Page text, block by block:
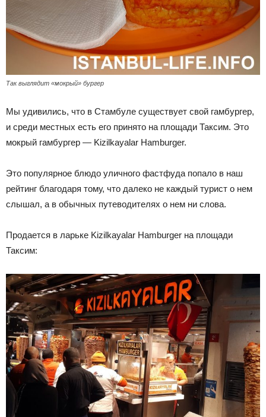
Так выглядит «мокрый» бургер
Мы удивились, что в Стамбуле существует свой гамбургер,
и среди местных есть его принято на площади Таксим. Это
мокрый гамбургер — Kizilkayalar Hamburger.
Это популярное блюдо уличного фастфуда попало в наш
рейтинг благодаря тому, что далеко не каждый турист о нем
слышал, а в обычных путеводителях о нем ни слова.
Продается в ларьке Kizilkayalar Hamburger на площади
Таксим: